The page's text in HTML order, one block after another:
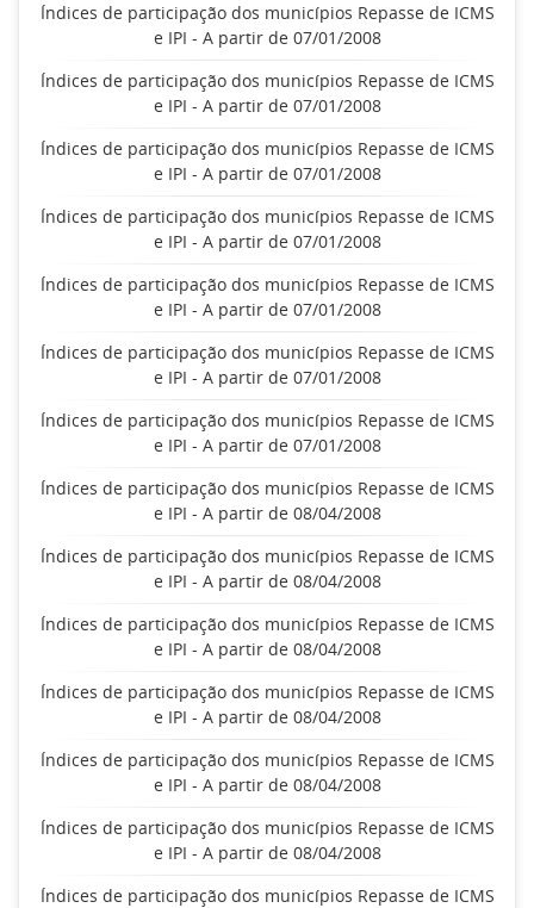
Índices de participação dos municípios Repasse de ICMS
e IPI - A partir de 07/01/2008
Índices de participação dos municípios Repasse de ICMS
e IPI - A partir de 07/01/2008
Índices de participação dos municípios Repasse de ICMS
e IPI - A partir de 07/01/2008
Índices de participação dos municípios Repasse de ICMS
e IPI - A partir de 07/01/2008
Índices de participação dos municípios Repasse de ICMS
e IPI - A partir de 07/01/2008
Índices de participação dos municípios Repasse de ICMS
e IPI - A partir de 07/01/2008
Índices de participação dos municípios Repasse de ICMS
e IPI - A partir de 07/01/2008
Índices de participação dos municípios Repasse de ICMS
e IPI - A partir de 08/04/2008
Índices de participação dos municípios Repasse de ICMS
e IPI - A partir de 08/04/2008
Índices de participação dos municípios Repasse de ICMS
e IPI - A partir de 08/04/2008
Índices de participação dos municípios Repasse de ICMS
e IPI - A partir de 08/04/2008
Índices de participação dos municípios Repasse de ICMS
e IPI - A partir de 08/04/2008
Índices de participação dos municípios Repasse de ICMS
e IPI - A partir de 08/04/2008
Índices de participação dos municípios Repasse de ICMS